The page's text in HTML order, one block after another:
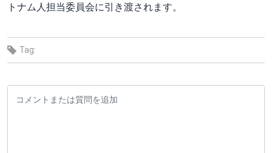
トナム人担当委員会に引き渡されます。
Tag: